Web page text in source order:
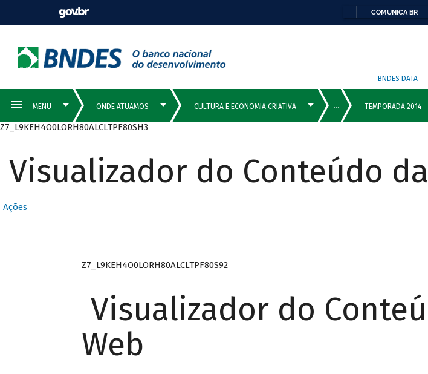
COMUNICA BR
BNDES DATA
Z7_L9KEH4O0LORH80ALCLTPF80SH3
Visualizador do Conteúdo
Ações
Z7_L9KEH4O0LORH80ALCLTPF80S92
Visualizador do
Web